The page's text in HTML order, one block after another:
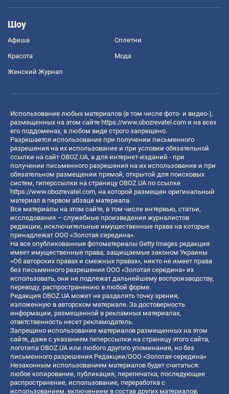
Шоу
Афиша Сплетни
Красота Мода
Женский Журнал
Использование любых материалов (в том числе фото- и видео-),
размещенных на этом сайте https://www.obozrevatel.com и на всех
его поддоменах, в любом виде строго запрещено.
Разрешается использование при получении письменного
разрешения на их использование и при условии обязательной
ссылки на сайт OBOZ.UA, а для интернет-изданий - при
получении письменного разрешения на их использование и при
обязательном размещении прямой, открытой для поисковых
систем, гиперссылки на страницу OBOZ.UA по ссылке
https://www.obozrevatel.com, на которой размещен оригинальный
материал в первом абзаце материала.
Все материалы на этом сайте, в том числе интервью, статьи,
исследования – служебные произведения журналистов
редакции, исключительные имущественные права на которые
принадлежат ООО «Золотая середина».
На все опубликованные фотоматериалы Getty Images редакция
имеет имущественные права, защищаемые законом Украины
«Об авторских правах и смежных правах», никто не имеет права
без письменного разрешения ООО «Золотая середина» их
использовать, они не подлежат дальнейшему воспроизводству,
переводу, распространению в любой форме.
Редакция OBOZ.UA может не разделять точку зрения,
изложенную в авторском материале. За достоверность
информации, размещенной в рекламных материалах,
ответственность несет рекламодатель.
Запрещено использование материалов размещенных на этом
сайте, даже с указанием гиперссылки на страницу этого сайта,
логотипа OBOZ.UA или любого другого упоминания, но без
письменного разрешения Редакции/ООО «Золотая середина»
Незаконным использованием материалов будет считаться:
любое копирование, публикация, перепечатка, последующее
распространение, использование, переработка с
использованием, включением в состав других материалов,